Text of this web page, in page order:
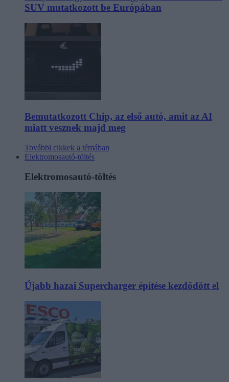
SUV mutatkozott be Európában
Bemutatkozott Chip, az első autó, amit az AI
miatt vesznek majd meg
További cikkek a témában
Elektromosautó-töltés
Elektromosautó-töltés
Újabb hazai Supercharger építése kezdődött el